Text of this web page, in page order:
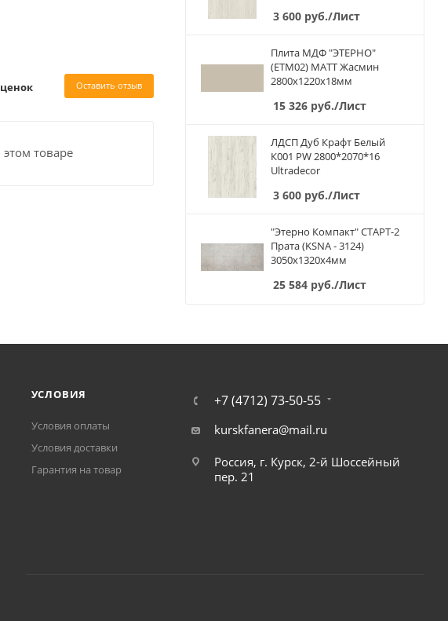
Оставить отзыв
товаре
3 600 руб./Лист
Плита МДФ "ЭТЕРНО"
(ETM02) МАТТ Жасмин
2800х1220х18мм
15 326 руб./Лист
ЛДСП Дуб Крафт Белый
К001 PW 2800*2070*16
Ultradecor
3 600 руб./Лист
"Этерно Компакт" СТАРТ-2
Прата (KSNA - 3124)
3050х1320х4мм
25 584 руб./Лист
УСЛОВИЯ
Условия оплаты
Условия доставки
Гарантия на товар
+7 (4712) 73-50-55
kurskfanera@mail.ru
Россия, г. Курск, 2-й Шоссейный
пер. 21